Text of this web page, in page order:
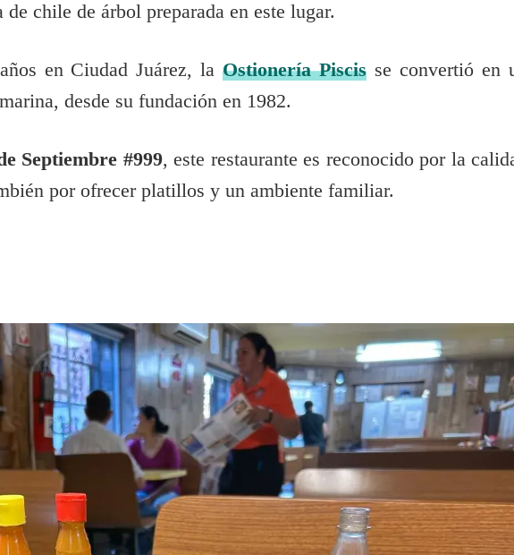
de chile de árbol preparada en este lugar.
en Ciudad Juárez, laOstionería Piscis se convertió en
desde su fundación en 1982.
Septiembre #999, este restaurante es reconocido por la
por ofrecer platillos y un ambiente familiar.